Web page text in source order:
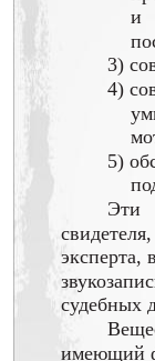
и
3)
4)
5)
Эти
эксперта,
судебных
имеющий